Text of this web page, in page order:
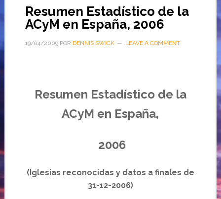
Resumen Estadístico de la
ACyM en España, 2006
19/04/2009POR DENNIS SWICK LEAVE A COMMENT
Resumen Estadístico de la
ACyM en España,
2006
(Iglesias reconocidas y datos a finales de
31-12-2006)